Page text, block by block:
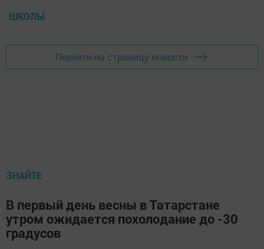
ШКОЛЫ
Перейти на страницу новости
ЗНАЙТЕ
В первый день весны в Татарстане
утром ожидается похолодание до -30
градусов